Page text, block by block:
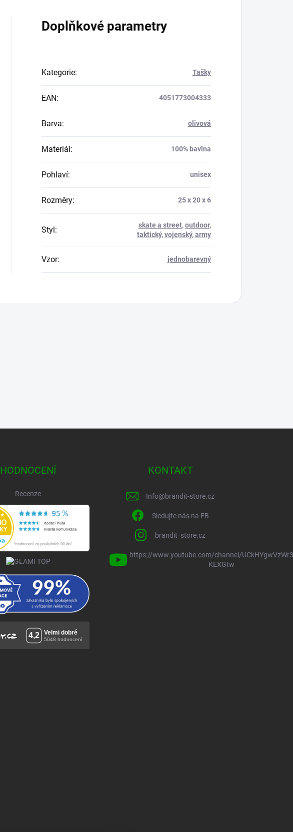
Doplňkové parametry
Kategorie: Tašky
EAN: 4051773004333
Barva: olivová
Materiál: 100% bavlna
Pohlaví: unisex
Rozměry: 25 x 20 x 6
Styl: skate a street,outdoor,
taktický,vojenský,army
Vzor: jednobarevný
HODNOCENÍ
Recenze
KONTAKT
Info@brandit-store.cz
Sledujte nás na FB
brandit_store.cz
https://www.youtube.com/channel/
KEXGtw